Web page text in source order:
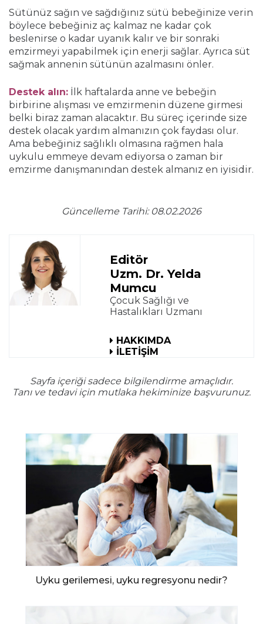
Sütünüz sağın ve sağdığınız sütü bebeğinize verin
böylece bebeğiniz aç kalmaz ne kadar çok
beslenirse o kadar uyanık kalır ve bir sonraki
emzirmeyi yapabilmek için enerji sağlar. Ayrıca süt
sağmak annenin sütünün azalmasını önler.
Destek alın: İlk haftalarda anne ve bebeğin
birbirine alışması ve emzirmenin düzene girmesi
belki biraz zaman alacaktır. Bu süreç içerinde size
destek olacak yardım almanızın çok faydası olur.
Ama bebeğiniz sağlıklı olmasına rağmen hala
uykulu emmeye devam ediyorsa o zaman bir
emzirme danışmanından destek almanız en iyisidir.
Güncelleme Tarihi: 08.02.2026
Editör
Uzm. Dr. Yelda
Mumcu
Çocuk Sağlığı ve
Hastalıkları Uzmanı
HAKKIMDA
İLETİŞİM
Sayfa içeriği sadece bilgilendirme amaçlıdır.
Tanı ve tedavi için mutlaka hekiminize başvurunuz.
Uyku gerilemesi, uyku regresyonu nedir?